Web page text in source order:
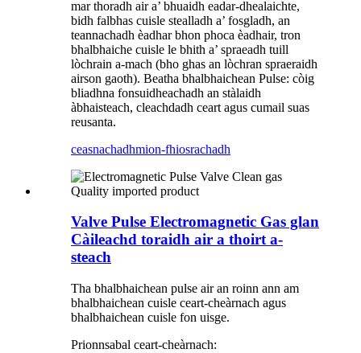
mar thoradh air a’ bhuaidh eadar-dhealaichte,
bidh falbhas cuisle stealladh a’ fosgladh, an
teannachadh èadhar bhon phoca èadhair, tron ​​​​
bhalbhaiche cuisle le bhith a’ spraeadh tuill
lòchrain a-mach (bho ghas an lòchran spraeraidh
airson gaoth). Beatha bhalbhaichean Pulse: còig
bliadhna fonsuidheachadh an stàlaidh
àbhaisteach, cleachdadh ceart agus cumail suas
reusanta.
ceasnachadhmion-fhiosrachadh
Valve Pulse Electromagnetic Gas glan
Càileachd toraidh air a thoirt a-
steach
Tha bhalbhaichean pulse air an roinn ann am
bhalbhaichean cuisle ceart-cheàrnach agus
bhalbhaichean cuisle fon uisge.
Prionnsabal ceart-cheàrnach: